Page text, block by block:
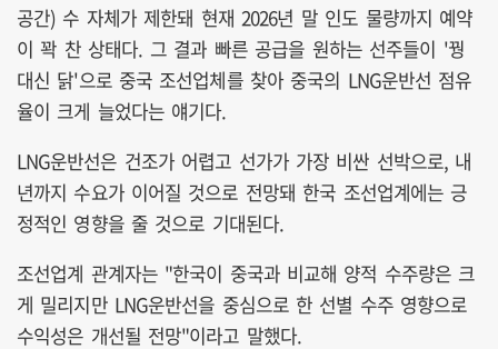
공간) 수 자체가 제한돼 현재 2026년 말 인도 물량까지 예약
이 꽉 찬 상태다. 그 결과 빠른 공급을 원하는 선주들이 '꿩
대신 닭'으로 중국 조선업체를 찾아 중국의 LNG운반선 점유
율이 크게 늘었다는 얘기다.
LNG운반선은 건조가 어렵고 선가가 가장 비싼 선박으로, 내
년까지 수요가 이어질 것으로 전망돼 한국 조선업계에는 긍
정적인 영향을 줄 것으로 기대된다.
조선업계 관계자는 "한국이 중국과 비교해 양적 수주량은 크
게 밀리지만 LNG운반선을 중심으로 한 선별 수주 영향으로
수익성은 개선될 전망"이라고 말했다.